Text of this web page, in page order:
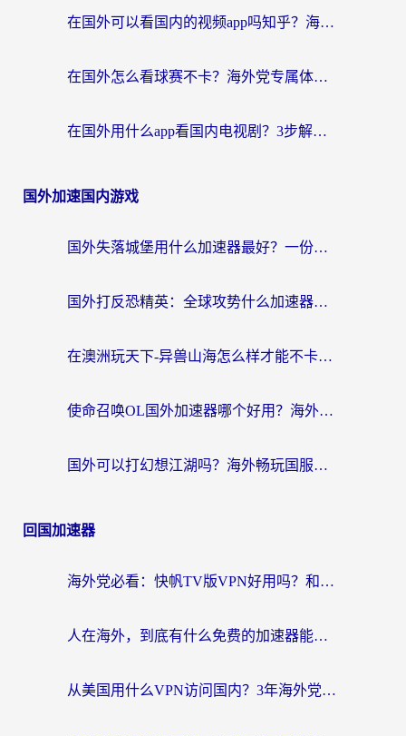
在国外可以看国内的视频app吗知乎？海外党亲测有效的追剧加速方案
在国外怎么看球赛不卡？海外党专属体育直播自由指南
在国外用什么app看国内电视剧？3步解决版权限制+卡顿难题
国外加速国内游戏
国外失落城堡用什么加速器最好？一份来自老玩家的真实指南
国外打反恐精英：全球攻势什么加速器好用？2026海外玩家国服游戏加速终极指南
在澳洲玩天下-异兽山海怎么样才能不卡？一份给南半球玩家的自救指南
使命召唤OL国外加速器哪个好用？海外玩家亲测的国服游戏加速终极指南
国外可以打幻想江湖吗？海外畅玩国服游戏的终极指南
回国加速器
海外党必看：快帆TV版VPN好用吗？和Easyback VPN对比哪个回国效果更好？附2026真实测评
人在海外，到底有什么免费的加速器能让我安心追剧打游戏？
从美国用什么VPN访问国内？3年海外党亲测：选对工具才能无缝刷B站、看腾讯视频